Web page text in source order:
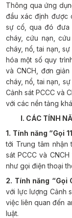
Thông qua ứng
đầu xác định được
sự cố, qua đó đưa
cháy, cứu nạn,
cháy, nổ, tai nạn,
hóa một số quy
và CNCH, đơn
cháy, nổ, tai nạn,
Cảnh sát PCCC và
với các nền tảng
I. CÁC TÍNH
1. Tính năng “Gọi
tới Trung tâm
sát PCCC và
như gọi điện thoại
2. Tính năng “Gọi
với lực lượng Cảnh
việc liên quan đến
luật.